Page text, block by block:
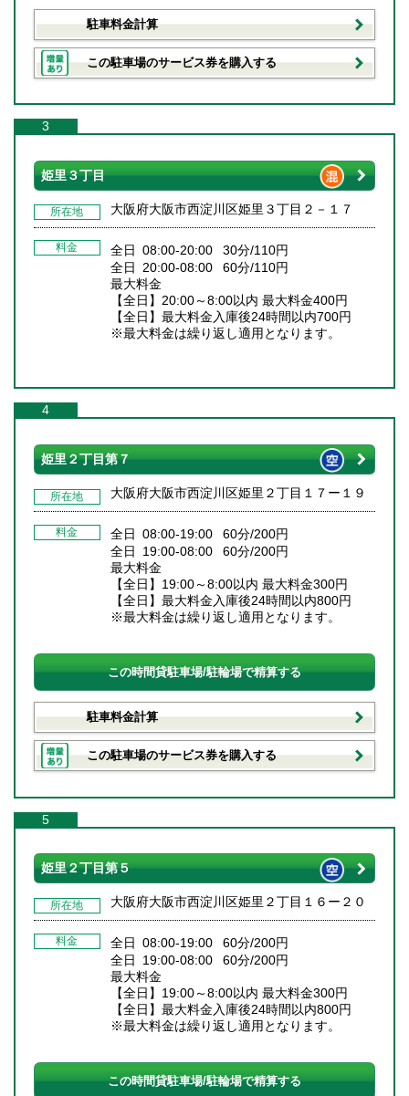
駐車料金計算
この駐車場のサービス券を購入する
3
姫里３丁目
所在地 大阪府大阪市西淀川区姫里３丁目２－１７
料金
全日 08:00-20:00 30分/110円
全日 20:00-08:00 60分/110円
最大料金
【全日】20:00～8:00以内 最大料金400円
【全日】最大料金入庫後24時間以内700円
※最大料金は繰り返し適用となります。
4
姫里２丁目第７
所在地 大阪府大阪市西淀川区姫里２丁目１７ー１９
料金
全日 08:00-19:00 60分/200円
全日 19:00-08:00 60分/200円
最大料金
【全日】19:00～8:00以内 最大料金300円
【全日】最大料金入庫後24時間以内800円
※最大料金は繰り返し適用となります。
この時間貸駐車場/駐輪場で精算する
駐車料金計算
この駐車場のサービス券を購入する
5
姫里２丁目第５
所在地 大阪府大阪市西淀川区姫里２丁目１６ー２０
料金
全日 08:00-19:00 60分/200円
全日 19:00-08:00 60分/200円
最大料金
【全日】19:00～8:00以内 最大料金300円
【全日】最大料金入庫後24時間以内800円
※最大料金は繰り返し適用となります。
この時間貸駐車場/駐輪場で精算する